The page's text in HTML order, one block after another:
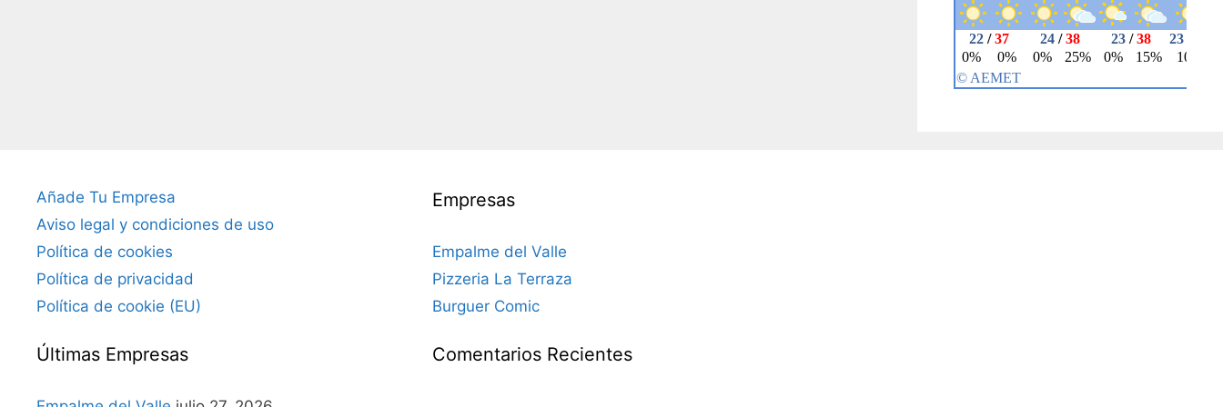
Añade Tu Empresa
Aviso legal y condiciones de uso
Política de cookies
Política de privacidad
Política de cookie (EU)
Últimas Empresas
Empresas
Empalme del Valle
Pizzeria La Terraza
Burguer Comic
Comentarios Recientes